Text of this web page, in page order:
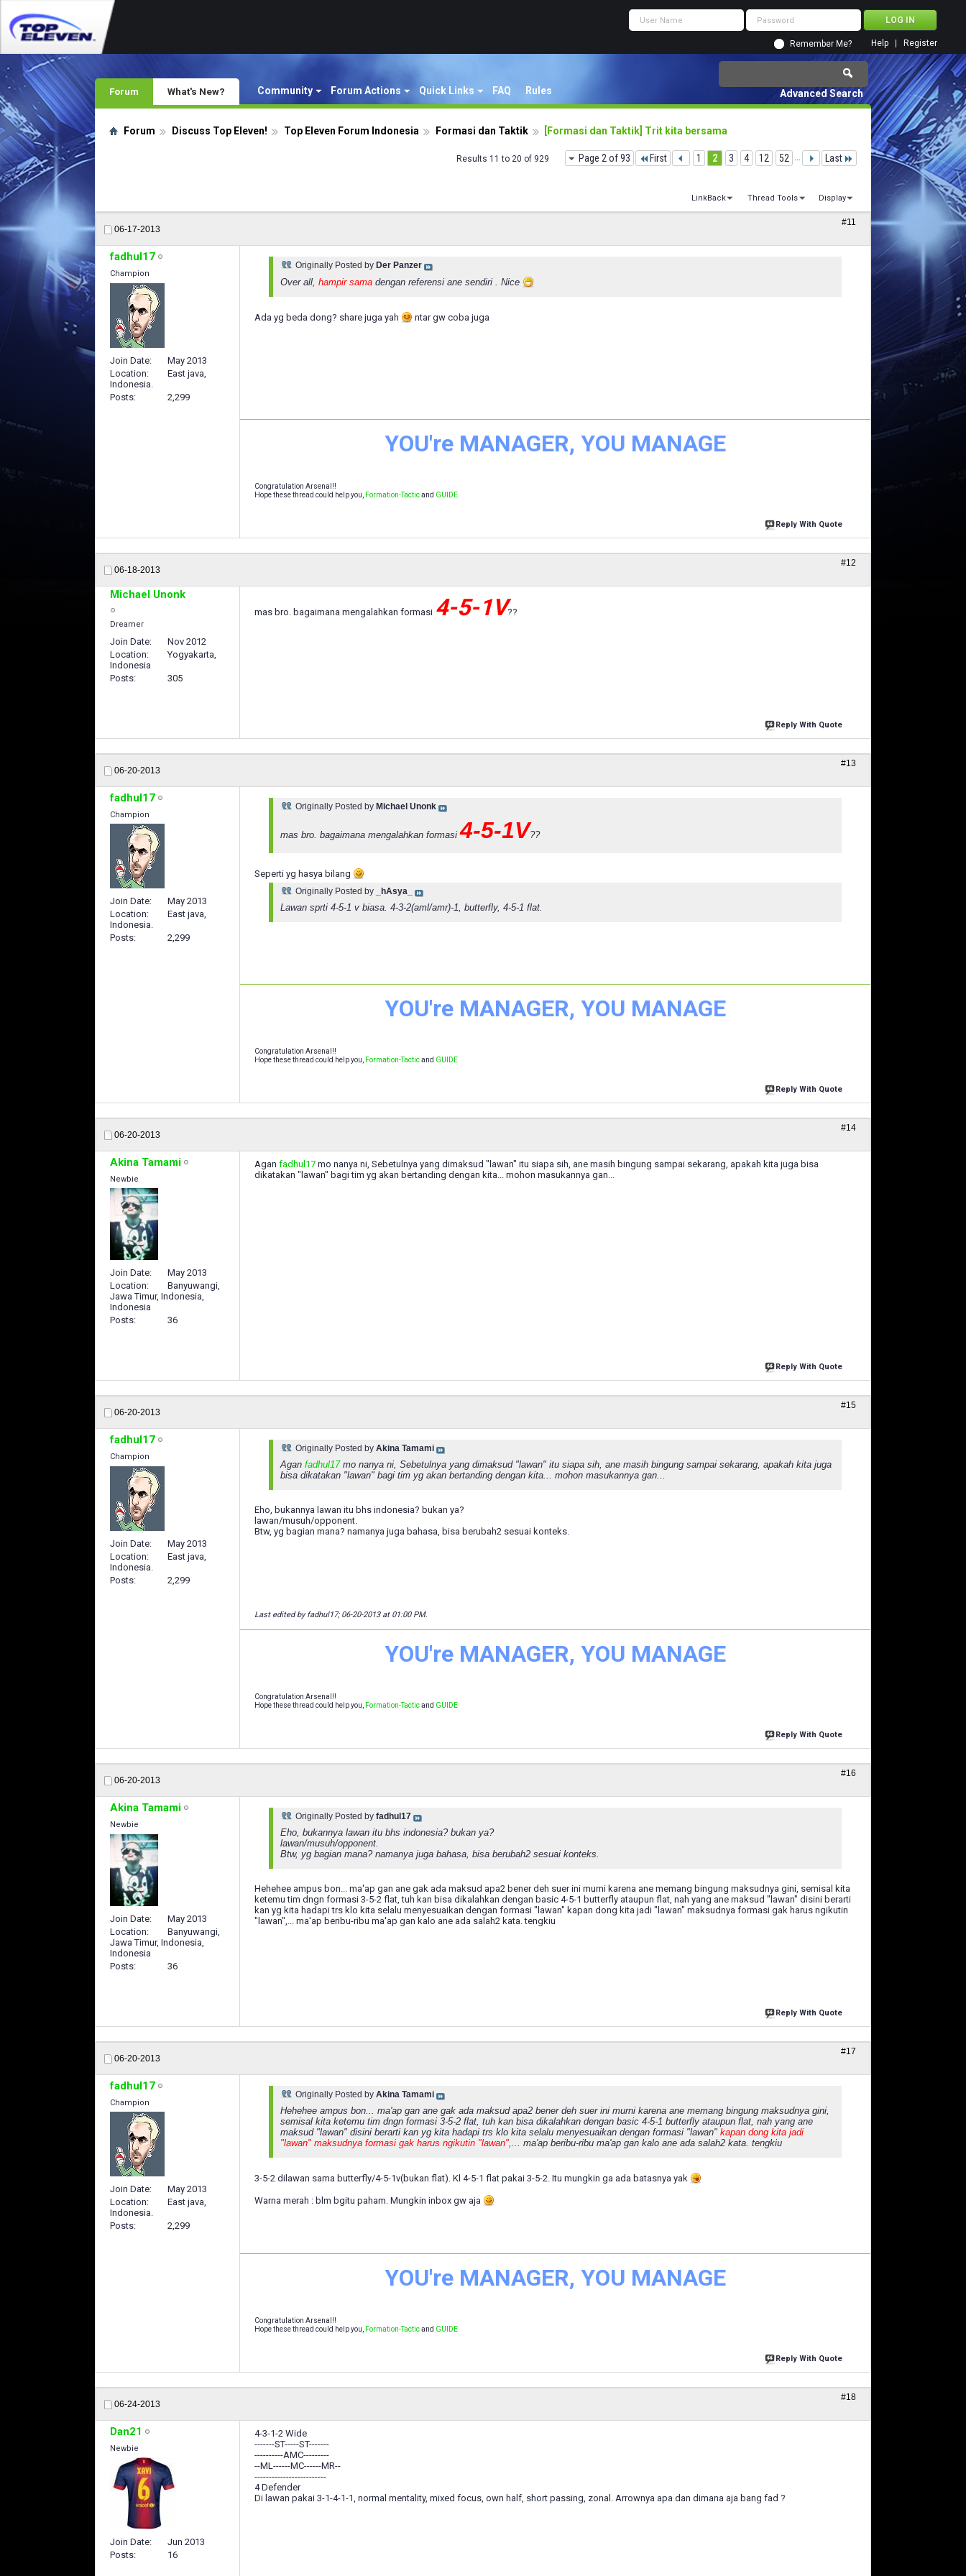
Remember Me? Register
Help
Forum Community Forum Actions Quick Links FAQ Rules
What's New? Advanced Search
Forum Discuss Top Eleven! Top Eleven Forum Indonesia Formasi dan Taktik [Formasi dan Taktik] Trit kita bersama
Page 2 of 93 First 1 2 3 4 12 52 ... Last
Results 11 to 20 of 929
LinkBack Thread Tools Display
06-17-2013
#11
fadhul17
Champion
Join Date
May 2013
Location
East java,
Indonesia.
Posts
2,299
Originally Posted by Der Panzer
Over all, hampir sama dengan referensi ane sendiri . Nice
Ada yg beda dong? share juga yah ntar gw coba juga
YOU're MANAGER, YOU MANAGE
Congratulation Arsenal!!
Hope these thread could help you,
Formation-Tacticand GUIDE
Reply With Quote
06-18-2013
#12
Michael Unonk
Dreamer
Join Date
Nov 2012
Location
Yogyakarta,
Indonesia
Posts
305
mas bro. bagaimana mengalahkan formasi 4-5-1V??
Reply With Quote
06-20-2013
#13
fadhul17
Champion
Join Date
May 2013
Location
East java,
Indonesia.
Posts
2,299
Originally Posted by Michael Unonk
mas bro. bagaimana mengalahkan formasi4-5-1V??
Seperti yg hasya bilang
Originally Posted by _hAsya_
Lawan sprti 4-5-1 v biasa. 4-3-2(aml/amr)-1, butterfly, 4-5-1 flat.
YOU're MANAGER, YOU MANAGE
Congratulation Arsenal!!
Hope these thread could help you,
Formation-Tacticand GUIDE
Reply With Quote
06-20-2013
#14
Akina Tamami
Newbie
Join Date
May 2013
Location
Banyuwangi,
Jawa Timur, Indonesia,
Indonesia
Posts
36
Agan fadhul17 mo nanya ni, Sebetulnya yang dimaksud "lawan" itu siapa sih, ane masih bingung sampai sekarang, apakah kita juga bisa
dikatakan "lawan" bagi tim yg akan bertanding dengan kita... mohon masukannya gan...
Reply With Quote
06-20-2013
#15
fadhul17
Champion
Join Date
May 2013
Location
East java,
Indonesia.
Posts
2,299
Originally Posted by Akina Tamami
Agan fadhul17mo nanya ni, Sebetulnya yang dimaksud "lawan" itu siapa sih, ane masih bingung sampai sekarang, apakah kita juga
bisa dikatakan "lawan" bagi tim yg akan bertanding dengan kita... mohon masukannya gan...
Eho, bukannya lawan itu bhs indonesia? bukan ya?
lawan/musuh/opponent.
Btw, yg bagian mana? namanya juga bahasa, bisa berubah2 sesuai konteks.
Last edited by fadhul17; 06-20-2013 at 01:00 PM.
YOU're MANAGER, YOU MANAGE
Congratulation Arsenal!!
Hope these thread could help you,
Formation-Tacticand GUIDE
Reply With Quote
06-20-2013
#16
Akina Tamami
Newbie
Join Date
May 2013
Location
Banyuwangi,
Jawa Timur, Indonesia,
Indonesia
Posts
36
Originally Posted by fadhul17
Eho, bukannya lawan itu bhs indonesia? bukan ya?
lawan/musuh/opponent.
Btw, yg bagian mana? namanya juga bahasa, bisa berubah2 sesuai konteks.
Hehehee ampus bon... ma'ap gan ane gak ada maksud apa2 bener deh suer ini murni karena ane memang bingung maksudnya gini, semisal kita
ketemu tim dngn formasi 3-5-2 flat, tuh kan bisa dikalahkan dengan basic 4-5-1 butterfly ataupun flat, nah yang ane maksud "lawan" disini berarti
kan yg kita hadapi trs klo kita selalu menyesuaikan dengan formasi "lawan" kapan dong kita jadi "lawan" maksudnya formasi gak harus ngikutin
"lawan",... ma'ap beribu-ribu ma'ap gan kalo ane ada salah2 kata. tengkiu
Reply With Quote
06-20-2013
#17
fadhul17
Champion
Join Date
May 2013
Location
East java,
Indonesia.
Posts
2,299
Originally Posted by Akina Tamami
Hehehee ampus bon... ma'ap gan ane gak ada maksud apa2 bener deh suer ini murni karena ane memang bingung maksudnya gini,
semisal kita ketemu tim dngn formasi 3-5-2 flat, tuh kan bisa dikalahkan dengan basic 4-5-1 butterfly ataupun flat, nah yang ane
maksud "lawan" disini berarti kan yg kita hadapi trs klo kita selalu menyesuaikan dengan formasi "lawan" kapan dong kita jadi
"lawan" maksudnya formasi gak harus ngikutin "lawan" ,... ma'ap beribu-ribu ma'ap gan kalo ane ada salah2 kata. tengkiu
3-5-2 dilawan sama butterfly/4-5-1v(bukan flat). Kl 4-5-1 flat pakai 3-5-2. Itu mungkin ga ada batasnya yak
Warna merah : blm bgitu paham. Mungkin inbox gw aja
YOU're MANAGER, YOU MANAGE
Congratulation Arsenal!!
Hope these thread could help you,
Formation-Tacticand GUIDE
Reply With Quote
06-24-2013
#18
Dan21
Newbie
Join Date
Jun 2013
Posts
16
4-3-1-2 Wide
-------ST-----ST-------
----------AMC---------
--ML------MC------MR--
-------------------------
4 Defender
Di lawan pakai 3-1-4-1-1, normal mentality, mixed focus, own half, short passing, zonal. Arrownya apa dan dimana aja bang fad ?